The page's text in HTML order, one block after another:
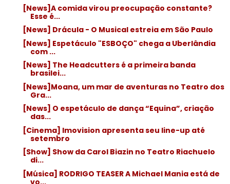
[News]A comida virou preocupação constante?
Esse é...
[News] Drácula - O Musical estreia em São Paulo
[News] Espetáculo "ESBOÇO" chega a Uberlândia
com ...
[News] The Headcutters é a primeira banda
brasilei...
[News]Moana, um mar de aventuras no Teatro dos
Gra...
[News] O espetáculo de dança “Equina”, criação
das...
[Cinema] Imovision apresenta seu line-up até
setembro
[Show] Show da Carol Biazin no Teatro Riachuelo
di...
[Música] RODRIGO TEASER A Michael Mania está de
vo...